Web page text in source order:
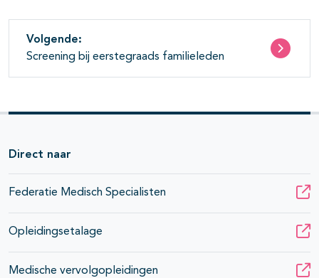
Volgende:
Screening bij eerstegraads familieleden
Direct naar
Federatie Medisch Specialisten
Opleidingsetalage
Medische vervolgopleidingen